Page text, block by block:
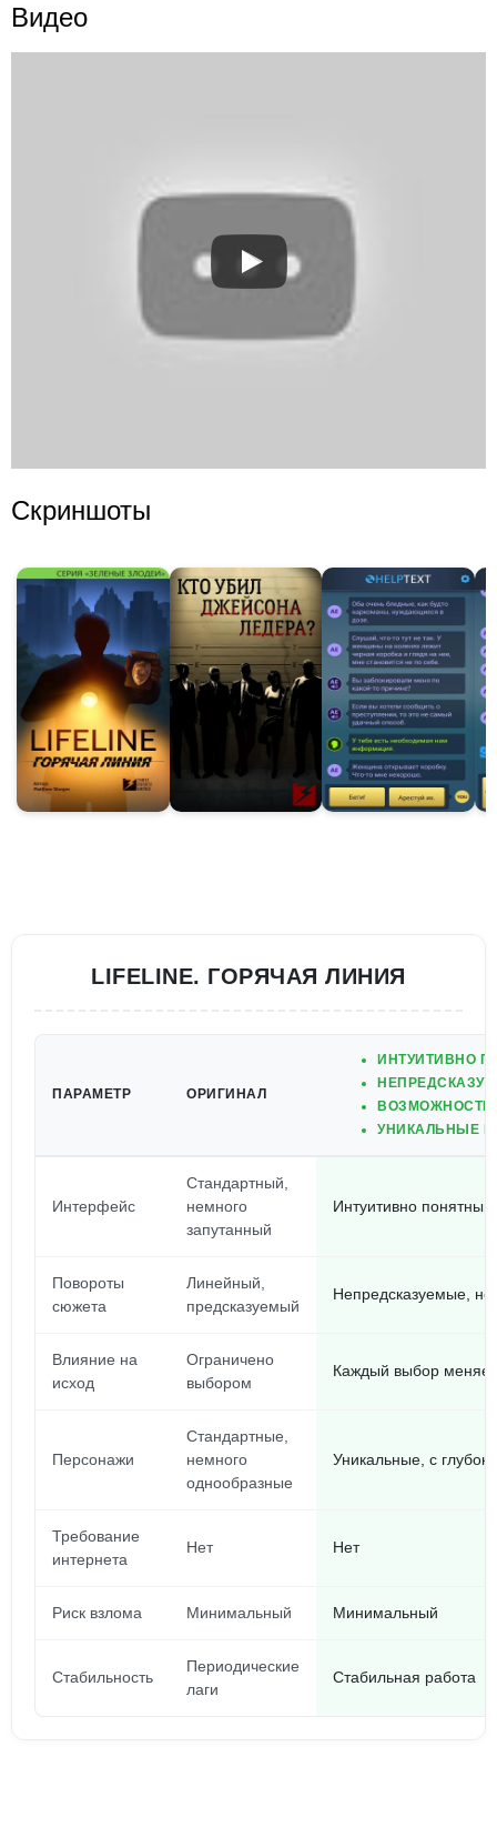
Видео
Скриншоты
LIFELINE. ГОРЯЧАЯ ЛИНИЯ
ПАРАМЕТР ОРИГИНАЛ
ИНТУИТИВНО
ВОЗМОЖНОСТЬ
УНИКАЛЬНЫЕ
Интерфейс
Стандартный,
немного
запутанный
Интуитивно
Повороты
сюжета
Линейный,
предсказуемый
Непредсказуемые,
Влияние на
исход
Ограничено
выбором
Каждый выбор
Персонажи
Стандартные,
немного
однообразные
Уникальные, с
Требование
интернета
Нет Нет
Риск взлома Минимальный Минимальный
Стабильность
Периодические
лаги
Стабильная работа